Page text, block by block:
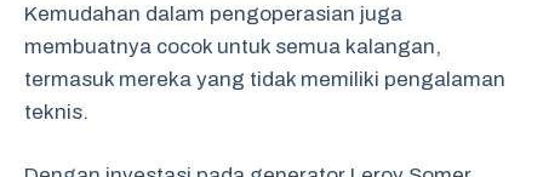
Kemudahan dalam pengoperasian juga
membuatnya cocok untuk semua kalangan,
termasuk mereka yang tidak memiliki pengalaman
teknis.